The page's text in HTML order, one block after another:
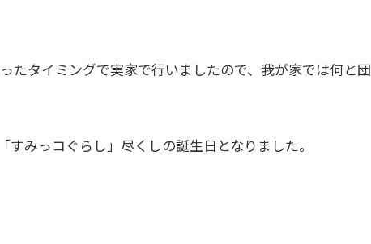
たタイミングで実家で行いましたので、我が家では何と団
みっコぐらし」尽くしの誕生日となりました。